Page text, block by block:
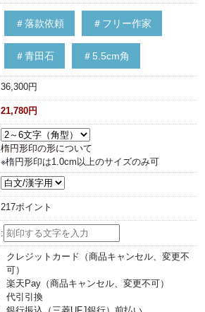
＃落款依頼 ＃フリー作家
＃青田石 ＃5.5cm角
36,300円
21,780円
楕円形印の形について
※楕円形印は1.0cm以上のサイズのみ可
217ポイント
:
クレジットカード（商品キャンセル、変更不
可）
楽天Pay（商品キャンセル、変更不可）
代引引換